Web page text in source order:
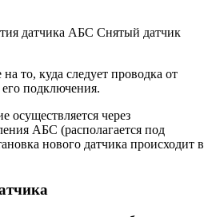
датчика АБС Снятый датчик
то, куда следует проводка от
подключения.
осуществляется через
АБС (располагается под
нового датчика происходит в